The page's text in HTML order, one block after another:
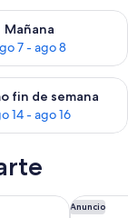
7
Mañana
7 - ago 8
disponibilidad
ago 7 -
fin de semana
14 - ago 16
disponibilidad
Anuncio
Holiday